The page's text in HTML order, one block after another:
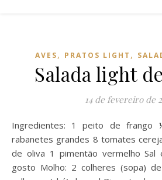
AVES, PRATOS LIGHT ,
Salada light
14 de fevereiro de
Ingredientes: 1 peito de frango ½ maço de rúcula 4
rabanetes grandes 8 tomates
de oliva 1 pimentão vermelho Sal
gosto Molho: 2 colheres (sopa)